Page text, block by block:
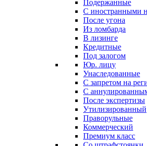
Подержанные
С иностранными
После угона
Из ломбарда
В лизинге
Кредитные
Под залогом
Юр. лицу
Унаследованные
С запретом на
С
После экспертизы
Утилизированный
Праворульные
Коммерческий
Премиум класс